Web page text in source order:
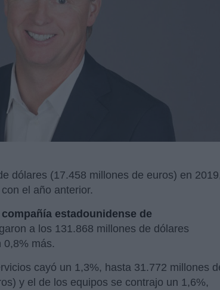
dólares (17.458 millones de euros) en 2019,
el año anterior.
compañía estadounidense de
a los 131.868 millones de dólares
0,8% más.
cayó un 1,3%, hasta 31.772 millones
y el de los equipos se contrajo un 1,6%,